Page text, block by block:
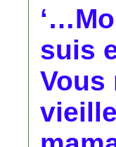
suis
Vous